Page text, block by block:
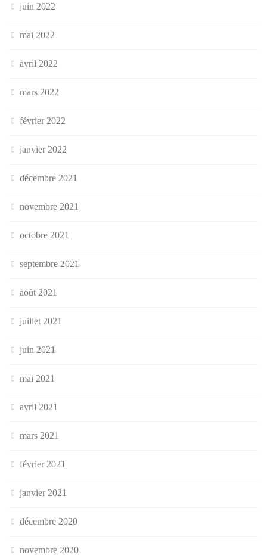
juin 2022
mai 2022
avril 2022
mars 2022
février 2022
janvier 2022
décembre 2021
novembre 2021
octobre 2021
septembre 2021
août 2021
juillet 2021
juin 2021
mai 2021
avril 2021
mars 2021
février 2021
janvier 2021
décembre 2020
novembre 2020